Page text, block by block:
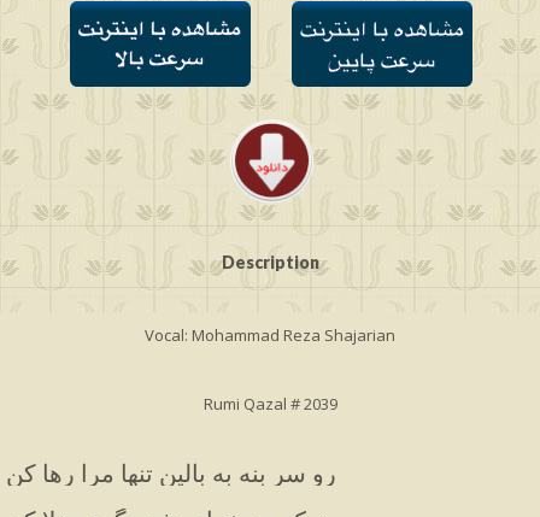
Description
Vocal: Mohammad Reza Shajarian
Rumi Qazal # 2039
رو سر بنه به بالین تنها مرا رها کن